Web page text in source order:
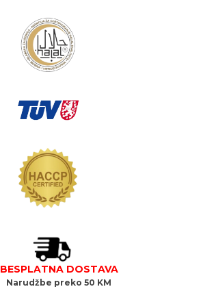
BESPLATNA DOSTAVA
Narudžbe preko 50 KM